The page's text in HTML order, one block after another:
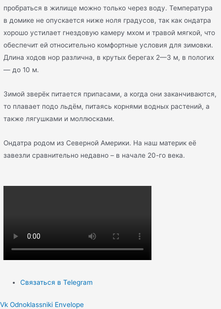
пробраться в жилище можно только через воду. Температура
в домике не опускается ниже ноля градусов, так как ондатра
хорошо устилает гнездовую камеру мхом и травой мягкой, что
обеспечит ей относительно комфортные условия для зимовки.
Длина ходов нор различна, в крутых берегах 2—3 м, в пологих
— до 10 м.
Зимой зверёк питается припасами, а когда они заканчиваются,
то плавает подо льдём, питаясь корнями водных растений, а
также лягушками и моллюсками.
Ондатра родом из Северной Америки. На наш материк её
завезли сравнительно недавно – в начале 20-го века.
Связаться в Telegram
Vk Odnoklassniki Envelope